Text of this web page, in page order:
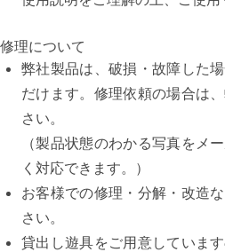
修理について
弊社製品は、破損・故障した
だけます。修理依頼の場合は
さい。
（製品状態のわかる写真をメ
く対応できます。）
お客様での修理・分解・改造
さい。
貸出し遊具をご用意していま